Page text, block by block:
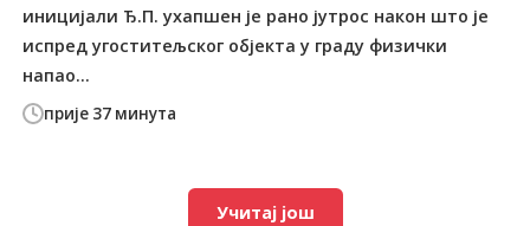
прије 37 минута
иницијали Ђ.П. ухапшен је рано јутрос након што је
испред угоститељског објекта у граду физички
напао...
Учитај још